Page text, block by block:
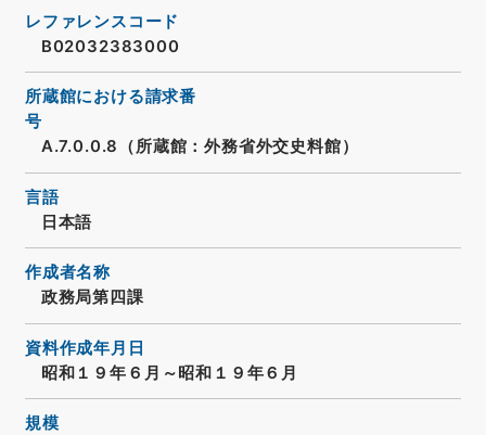
レファレンスコード
B02032383000
所蔵館における請求番
号
A.7.0.0.8（所蔵館：外務省外交史料館）
言語
日本語
作成者名称
政務局第四課
資料作成年月日
昭和１９年６月～昭和１９年６月
規模